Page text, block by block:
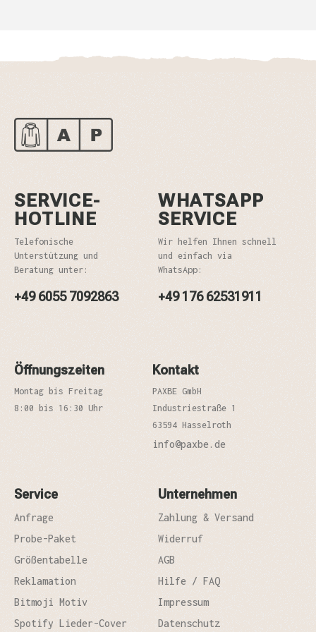
SERVICE-
HOTLINE
Telefonische
Unterstützung und
Beratung unter:
+49 6055 7092863
WHATSAPP
SERVICE
Wir helfen Ihnen schnell
und einfach via
WhatsApp:
+49 176 62531911
Öffnungszeiten
Montag bis Freitag
8:00 bis 16:30 Uhr
Kontakt
PAXBE GmbH
Industriestraße 1
63594 Hasselroth
info@paxbe.de
Service
Anfrage
Probe-Paket
Größentabelle
Reklamation
Bitmoji Motiv
Spotify Lieder-Cover
Unternehmen
Zahlung & Versand
Widerruf
AGB
Hilfe / FAQ
Impressum
Datenschutz